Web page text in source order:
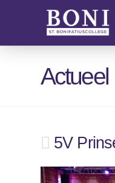
Actueel
5V